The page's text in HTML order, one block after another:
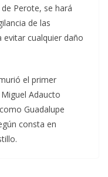
Perote, se hará
de las
cualquier daño
el primer
Adaucto
Guadalupe
consta en